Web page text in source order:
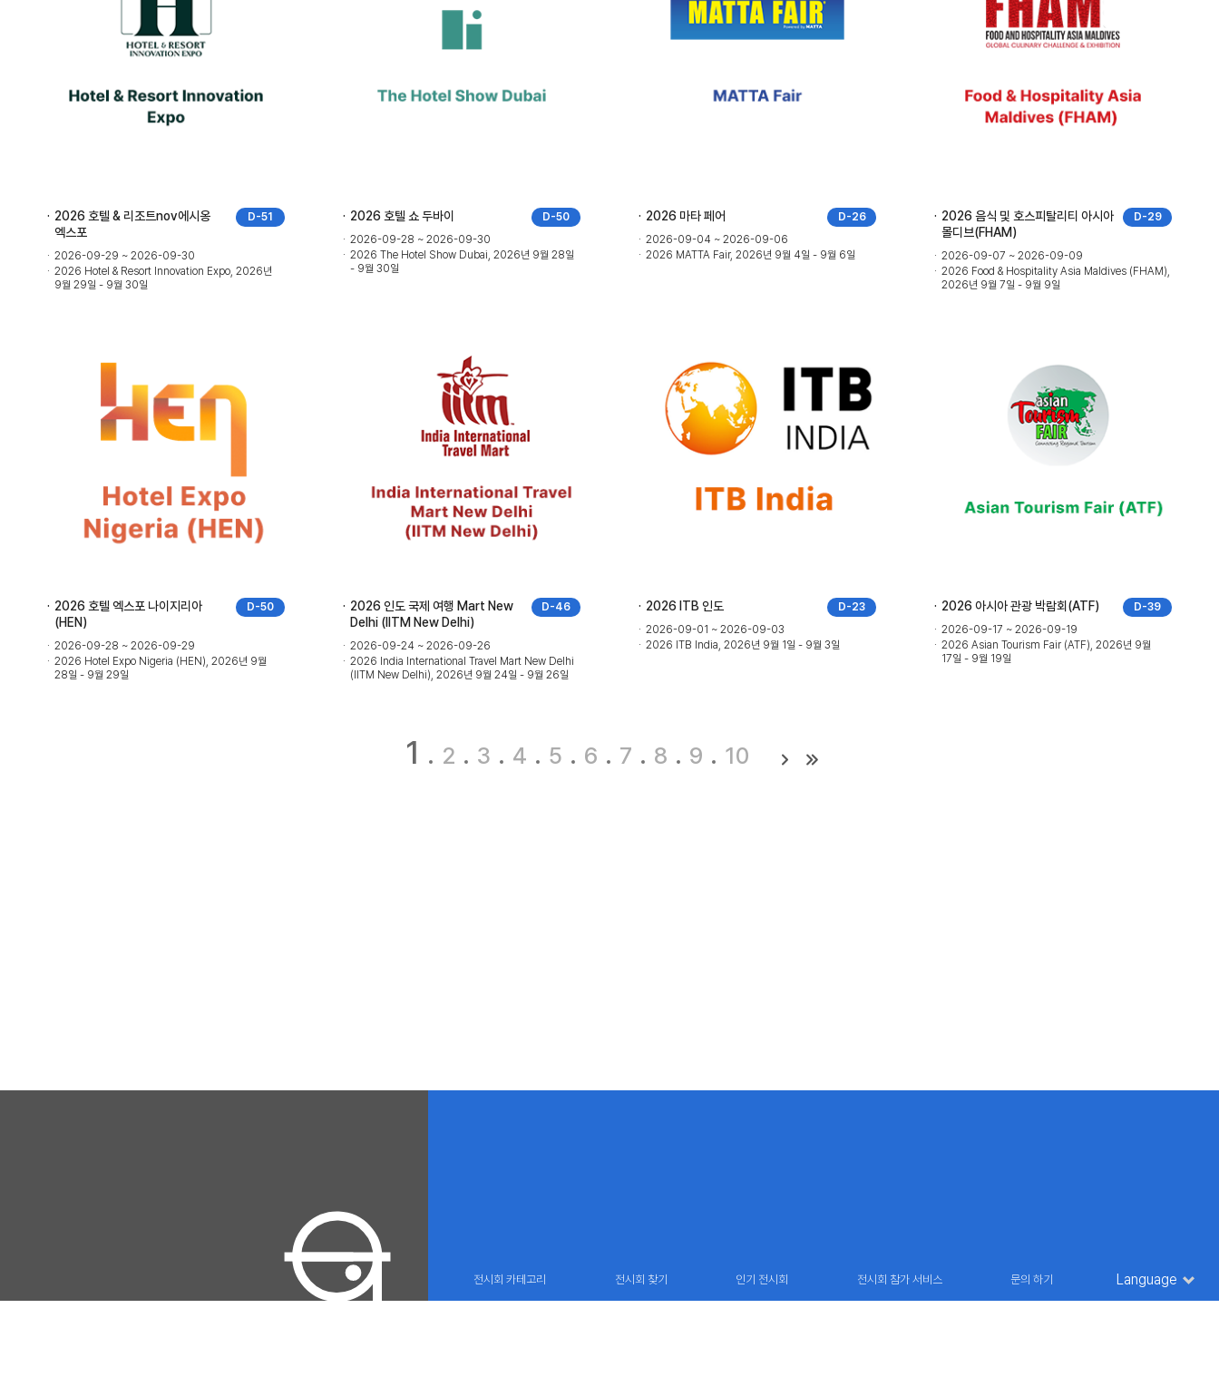
D-51
2026 호텔 & 리조트nov에시옹
엑스포
2026-09-29 ~ 2026-09-30
2026 Hotel & Resort Innovation Expo, 2026년
9월 29일 - 9월 30일
D-50
2026 호텔 쇼 두바이
2026-09-28 ~ 2026-09-30
2026 The Hotel Show Dubai, 2026년 9월 28일
- 9월 30일
D-26
2026 마타 페어
2026-09-04 ~ 2026-09-06
2026 MATTA Fair, 2026년 9월 4일 - 9월 6일
D-29
2026 음식 및 호스피탈리티 아시아
몰디브(FHAM)
2026-09-07 ~ 2026-09-09
2026 Food & Hospitality Asia Maldives (FHAM),
2026년 9월 7일 - 9월 9일
D-50
2026 호텔 엑스포 나이지리아
(HEN)
2026-09-28 ~ 2026-09-29
2026 Hotel Expo Nigeria (HEN), 2026년 9월
28일 - 9월 29일
D-46
2026 인도 국제 여행 Mart New
Delhi (IITM New Delhi)
2026-09-24 ~ 2026-09-26
2026 India International Travel Mart New Delhi
(IITM New Delhi), 2026년 9월 24일 - 9월 26일
D-23
2026 ITB 인도
2026-09-01 ~ 2026-09-03
2026 ITB India, 2026년 9월 1일 - 9월 3일
D-39
2026 아시아 관광 박람회(ATF)
2026-09-17 ~ 2026-09-19
2026 Asian Tourism Fair (ATF), 2026년 9월
17일 - 9월 19일
1 2 3 4 5 6 7 8 9 10
전시회 카테고리 전시회 찾기 인기 전시회 전시회 참가 서비스 문의 하기 Language